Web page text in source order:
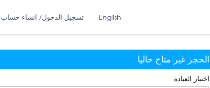
تسجيل الدخول/ انشاء حساب English
الحجز غير متاح حاليا
اختيار العيادة